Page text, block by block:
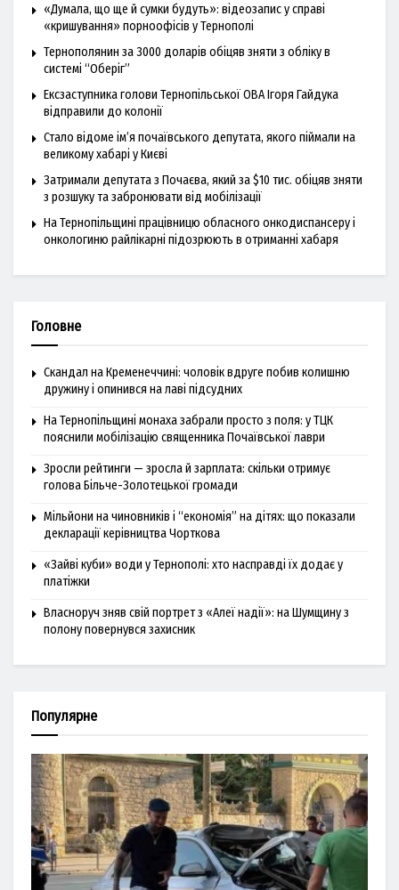
«Думала, що ще й сумки будуть»: відеозапис у справі
«кришування» порноофісів у Тернополі
Тернополянин за 3000 доларів обіцяв зняти з обліку в
системі “Оберіг”
Ексзаступника голови Тернопільської ОВА Ігоря Гайдука
відправили до колонії
Стало відоме ім’я почаївського депутата, якого піймали на
великому хабарі у Києві
Затримали депутата з Почаєва, який за $10 тис. обіцяв зняти
з розшуку та забронювати від мобілізації
На Тернопільщині працівницю обласного онкодиспансеру і
онкологиню райлікарні підозрюють в отриманні хабаря
Головне
Скандал на Кременеччині: чоловік вдруге побив колишню
дружину і опинився на лаві підсудних
На Тернопільщині монаха забрали просто з поля: у ТЦК
пояснили мобілізацію священника Почаївської лаври
Зросли рейтинги — зросла й зарплата: скільки отримує
голова Більче-Золотецької громади
Мільйони на чиновників і “економія” на дітях: що показали
декларації керівництва Чорткова
«Зайві куби» води у Тернополі: хто насправді їх додає у
платіжки
Власноруч зняв свій портрет з «Алеї надії»: на Шумщину з
полону повернувся захисник
Популярне